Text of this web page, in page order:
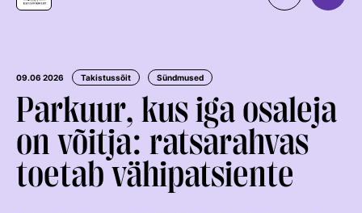
Kontaktid
Väärtused Ja Visioon
Juhatus
Juhatuse Ja Üldkogu Protokollid
Uudised
Ratsaspordialad
TAKISTUSSÕIT
Regulatsioonid
Tule ratsutama
09.06 2026 Takistussõit Sündmused
Parkuur, kus iga osaleja
on võitja: ratsarahvas
toetab vähipatsiente